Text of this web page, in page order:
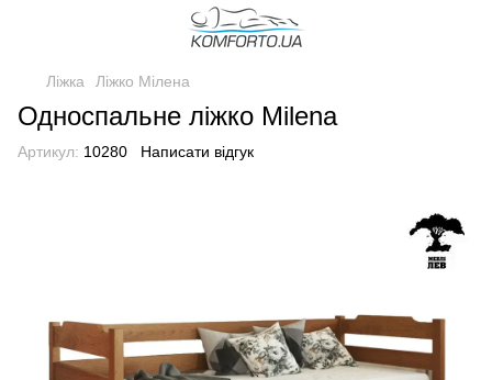
Ліжка Ліжко Мілена
Односпальне ліжко Milena
Артикул: 10280 Написати відгук